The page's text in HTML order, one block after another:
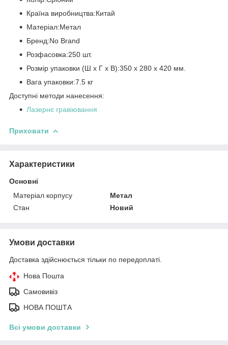
Країна виробництва:Китай
Матеріал:Метал
Бренд:No Brand
Розфасовка:250 шт.
Розмір упаковки (Ш x Г x В):350 x 280 x 420 мм.
Вага упаковки:7.5 кг
Доступні методи нанесення:
Лазернє гравіювання
Приховати
Характеристики
Основні
Матеріал корпусу
Метал
Стан
Новий
Умови доставки
Доставка здійснюється тільки по передоплаті.
Нова Пошта
Самовивіз
НОВА ПОШТА
Всі умови доставки